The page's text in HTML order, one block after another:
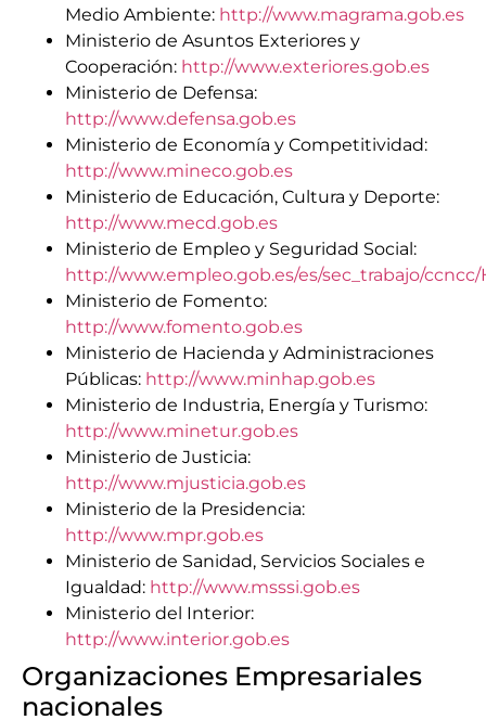
Medio Ambiente: http://www.magrama.gob.es
Ministerio de Asuntos Exteriores y
Cooperación: http://www.exteriores.gob.es
Ministerio de Defensa:
http://www.defensa.gob.es
Ministerio de Economía y Competitividad:
http://www.mineco.gob.es
Ministerio de Educación, Cultura y Deporte:
http://www.mecd.gob.es
Ministerio de Empleo y Seguridad Social:
http://www.empleo.gob.es/es/sec_trabajo/
Ministerio de Fomento:
http://www.fomento.gob.es
Ministerio de Hacienda y Administraciones
Públicas: http://www.minhap.gob.es
Ministerio de Industria, Energía y Turismo:
http://www.minetur.gob.es
Ministerio de Justicia:
http://www.mjusticia.gob.es
Ministerio de la Presidencia:
http://www.mpr.gob.es
Ministerio de Sanidad, Servicios Sociales e
Igualdad: http://www.msssi.gob.es
Ministerio del Interior:
http://www.interior.gob.es
Organizaciones Empresariales
nacionales